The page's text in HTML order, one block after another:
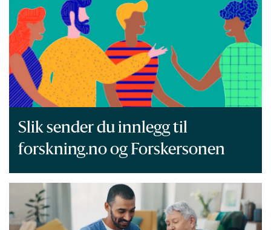
Slik sender du innlegg til
forskning.no og Forskersonen